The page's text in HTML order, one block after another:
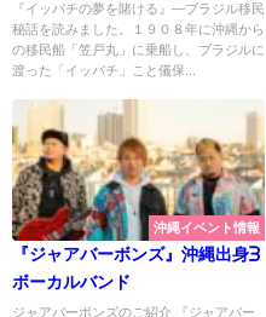
民の秘話
『イッパチの夢を賭ける』―ブラジル移民
秘話を読みました。１９０８年に沖縄から
の移民船「笠戸丸」に乗船し、ブラジルに
渡った「イッパチ」こと儀保...
沖縄イベント情報
『ジャアバーボンズ』沖縄出身3
ボーカルバンド
ジャアバーボンズのご紹介 『ジャアバー